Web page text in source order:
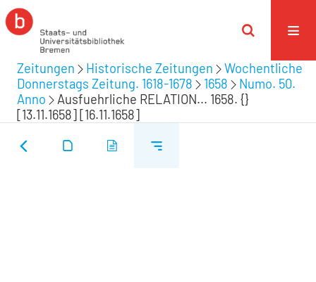
Zeitungen Historische Zeitungen
Wochentliche
Donnerstags Zeitung. 1618-1678
1658
Numo. 50.
Anno
Ausfuehrliche RELATION... 1658. {}
[13.11.1658] [16.11.1658]